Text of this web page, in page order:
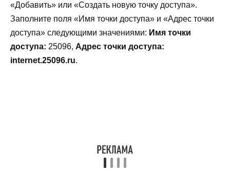
«Добавить» или «Создать новую точку доступа».
Заполните поля «Имя точки доступа» и «Адрес точки
доступа» следующими значениями: Имя точки
доступа: 25096, Адрес точки доступа:
internet.25096.ru.